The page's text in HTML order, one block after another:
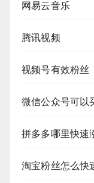
网易云音乐
腾讯视频
视频号有效粉丝
微信公众号可以
拼多多哪里快速
淘宝粉丝怎么快